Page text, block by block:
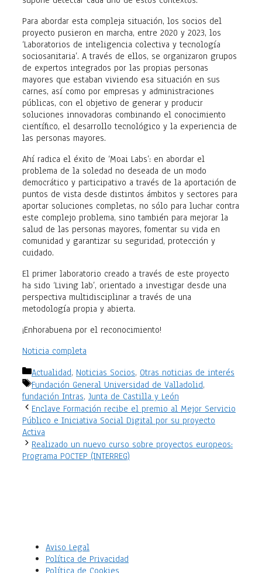
Para abordar esta compleja situación, los socios del
proyecto pusieron en marcha, entre 2020 y 2023, los
‘Laboratorios de inteligencia colectiva y tecnología
sociosanitaria’. A través de ellos, se organizaron grupos
de expertos integrados por las propias personas
mayores que estaban viviendo esa situación en sus
carnes, así como por empresas y administraciones
públicas, con el objetivo de generar y producir
soluciones innovadoras combinando el conocimiento
científico, el desarrollo tecnológico y la experiencia de
las personas mayores.
Ahí radica el éxito de ‘Moai Labs’: en abordar el
problema de la soledad no deseada de un modo
democrático y participativo a través de la aportación de
puntos de vista desde distintos ámbitos y sectores para
aportar soluciones completas, no sólo para luchar contra
este complejo problema, sino también para mejorar la
salud de las personas mayores, fomentar su vida en
comunidad y garantizar su seguridad, protección y
cuidado.
El primer laboratorio creado a través de este proyecto
ha sido ‘Living lab’, orientado a investigar desde una
perspectiva multidisciplinar a través de una
metodología propia y abierta.
¡Enhorabuena por el reconocimiento!
Noticia completa
Categorías
Actualidad, Noticias Socios, Otras noticias de interés
Etiquetas
Fundación General Universidad de Valladolid,
fundación Intras, Junta de Castilla y León
Enclave Formación recibe el premio al Mejor Servicio
Público e Iniciativa Social Digital por su proyecto
Activa
Realizado un nuevo curso sobre proyectos europeos:
Programa POCTEP (INTERREG)
Aviso Legal
Política de Privacidad
Política de Cookies